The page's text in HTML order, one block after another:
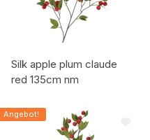
Silk apple plum claude
red 135cm nm
Artikelcode:
Angebot!